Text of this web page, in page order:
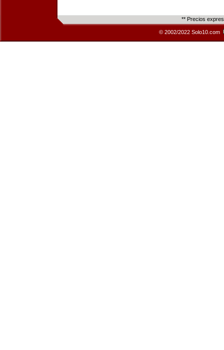
** Precios
© 2002/2022 Solo10.com